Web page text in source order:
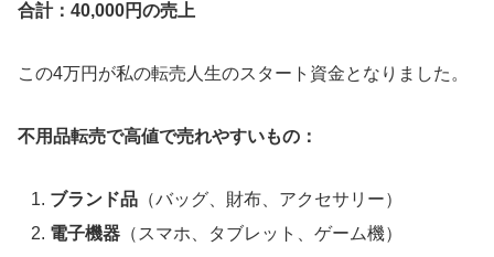
合計：40,000円の売上
この4万円が私の転売人生のスタート資金となりました。
不用品転売で高値で売れやすいもの：
ブランド品 （バッグ、財布、アクセサリー）
電子機器 （スマホ、タブレット、ゲーム機）